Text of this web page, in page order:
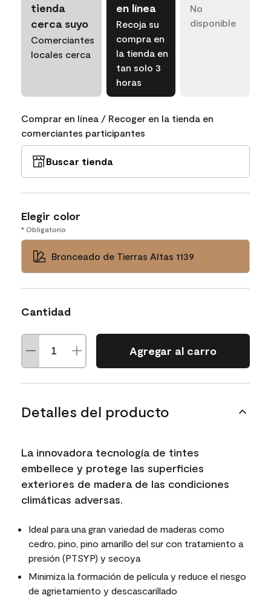
tienda
cerca suyo
Comerciantes
locales cerca
en línea
Recoja su
compra en
la tienda en
tan solo 3
horas
No
disponible
Comprar en línea / Recoger en la tienda en
comerciantes participantes
Buscar tienda
Elegir color
* Obligatorio
Bronceado de Tierras Altas 1139
Cantidad
Agregar al carro
Detalles del producto
La innovadora tecnología de tintes
embellece y protege las superficies
exteriores de madera de las condiciones
climáticas adversas.
Ideal para una gran variedad de maderas como
cedro, pino, pino amarillo del sur con tratamiento a
presión (PTSYP) y secoya
Minimiza la formación de película y reduce el riesgo
de agrietamiento y descascarillado